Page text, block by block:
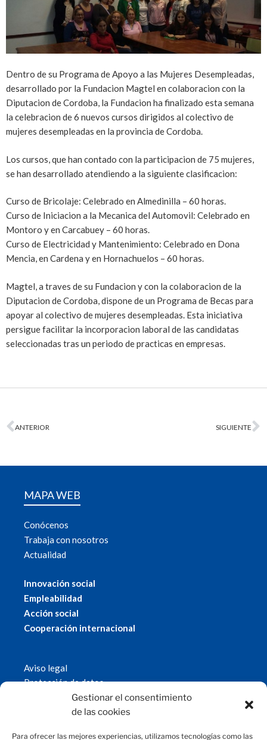
Gestionar el consentimiento
de las cookies
Para ofrecer las mejores experiencias, utilizamos tecnologías como las
Dentro de su Programa de Apoyo a las Mujeres Desempleadas,
desarrollado por la Fundacion Magtel en colaboracion con la
Diputacion de Cordoba, la Fundacion ha finalizado esta semana
la celebracion de 6 nuevos cursos dirigidos al colectivo de
mujeres desempleadas en la provincia de Cordoba.
Los cursos, que han contado con la participacion de 75 mujeres,
se han desarrollado atendiendo a la siguiente clasificacion:
Curso de Bricolaje: Celebrado en Almedinilla – 60 horas.
Curso de Iniciacion a la Mecanica del Automovil: Celebrado en
Montoro y en Carcabuey – 60 horas.
Curso de Electricidad y Mantenimiento: Celebrado en Dona
Mencia, en Cardena y en Hornachuelos – 60 horas.
Magtel, a traves de su Fundacion y con la colaboracion de la
Diputacion de Cordoba, dispone de un Programa de Becas para
apoyar al colectivo de mujeres desempleadas. Esta iniciativa
persigue facilitar la incorporacion laboral de las candidatas
seleccionadas tras un periodo de practicas en empresas.
ANTERIOR SIGUIENTE
MAPA WEB
Conócenos
Trabaja con nosotros
Actualidad
Innovación social
Empleabilidad
Acción social
Cooperación internacional
Aviso legal
Protección de datos
Política de cookies
© 2019 Fundación Magtel.